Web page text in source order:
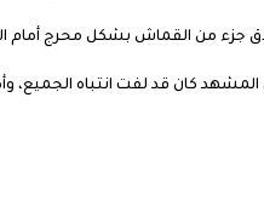
جزء من القماش بشكل محرج
كان قد لفت انتباه